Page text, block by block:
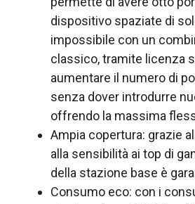
dispositivo spaziate di
impossibile con un
classico, tramite licenza
aumentare il numero di
senza dover introdurre
offrendo la massima
Ampia copertura: grazie
alla sensibilità ai top di
della stazione base è
Consumo eco: con i